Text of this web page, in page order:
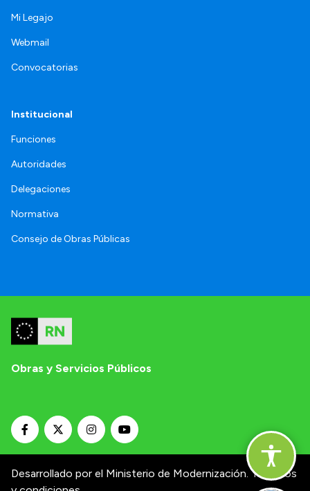
Mi Legajo
Webmail
Convocatorias
Institucional
Funciones
Autoridades
Delegaciones
Normativa
Consejo de Obras Públicas
Obras y Servicios Públicos
Desarrollado por el Ministerio de Modernización. Términos